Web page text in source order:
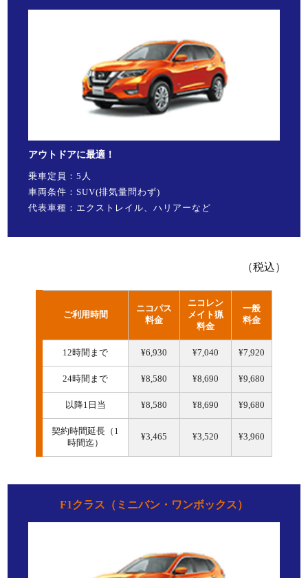
アウトドアに最適！
乗車定員：5人
車両条件：SUV(排気量問わず)
代表車種：エクストレイル、ハリアーなど
（税込）
ご利用時間
ニコパス
料金
ニコレン
メイト猟
料金
一般
料金
12時間まで ¥6,930 ¥7,040 ¥7,920
24時間まで ¥8,580 ¥8,690 ¥9,680
以降1日当 ¥8,580 ¥8,690 ¥9,680
契約時間延長（1
時間迄）
¥3,465 ¥3,520 ¥3,960
F1クラス（ミニバン・ワンボックス）